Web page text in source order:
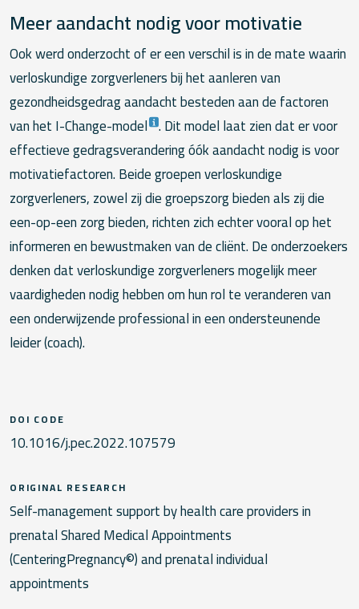
Meer aandacht nodig voor motivatie
Ook werd onderzocht of er een verschil is in de mate waarin
verloskundige zorgverleners bij het aanleren van
gezondheidsgedrag aandacht besteden aan de factoren
van het I-Change-model . Dit model laat zien dat er voor
effectieve gedragsverandering óók aandacht nodig is voor
motivatiefactoren. Beide groepen verloskundige
zorgverleners, zowel zij die groepszorg bieden als zij die
een-op-een zorg bieden, richten zich echter vooral op het
informeren en bewustmaken van de cliënt. De onderzoekers
denken dat verloskundige zorgverleners mogelijk meer
vaardigheden nodig hebben om hun rol te veranderen van
een onderwijzende professional in een ondersteunende
leider (coach).
DOI CODE
10.1016/j.pec.2022.107579
ORIGINAL RESEARCH
Self-management support by health care providers in
prenatal Shared Medical Appointments
(CenteringPregnancy©) and prenatal individual
appointments